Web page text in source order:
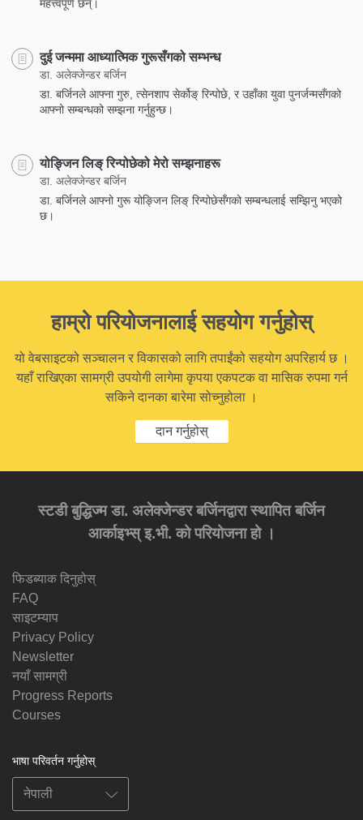
महत्त्वपूर्ण छन्।
दुई जन्ममा आध्यात्मिक गुरूसँगको सम्भन्ध
डा. अलेक्जेन्डर बर्जिन
डा. बर्जिनले आफ्ना गुरु, त्सेनशाप सेर्कोङ् रिन्पोछे, र उहाँका युवा पुनर्जन्मसँगको
आफ्नो सम्बन्धको सम्झना गर्नुहुन्छ।
योङ्जिन लिङ् रिन्पोछेको मेरो सम्झनाहरू
डा. अलेक्जेन्डर बर्जिन
डा. बर्जिनले आफ्नो गुरू योङ्जिन लिङ् रिन्पोछेसँगको सम्बन्धलाई सम्झिनु भएको
छ।
हाम्रो परियोजनालाई सहयोग गर्नुहोस्
यो वेबसाइटको सञ्चालन र विकासको लागि तपाईंको सहयोग अपरिहार्य छ ।
यहाँ राखिएका सामग्री उपयोगी लागेमा कृपया एकपटक वा मासिक रुपमा गर्न
सकिने दानका बारेमा सोच्नुहोला ।
दान गर्नुहोस्
स्टडी बुद्धिज्म डा. अलेक्जेन्डर बर्जिनद्वारा स्थापित बर्जिन
आर्काइभ्स् इ.भी. को परियोजना हो ।
फिडब्याक दिनुहोस्
FAQ
साइटम्याप
Privacy Policy
Newsletter
नयाँ सामग्री
Progress Reports
Courses
भाषा परिवर्तन गर्नुहोस्